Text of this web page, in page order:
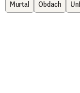
Murtal Obdach